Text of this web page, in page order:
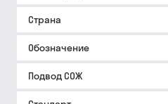
Страна
Обозначение
Подвод СОЖ